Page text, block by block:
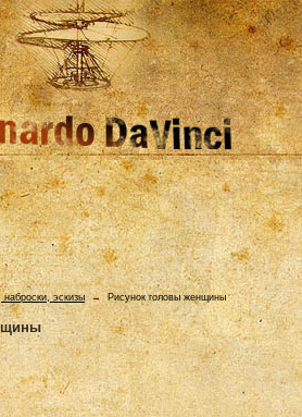
наброски, эскизы→Рисунок головы женщины